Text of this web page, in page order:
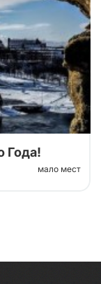
Года!
мало мест